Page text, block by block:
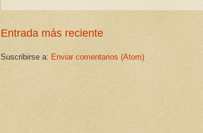
Entrada más reciente
Suscribirse a: Enviar comentarios (Atom)